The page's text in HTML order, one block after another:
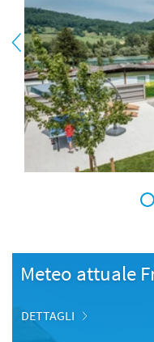
1
Meteo attuale
DETTAGLI